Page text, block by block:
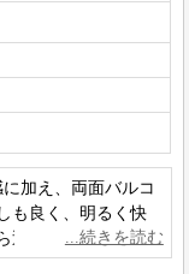
加え、両面バルコ
も良く、明るく快
近い利便性を兼ね